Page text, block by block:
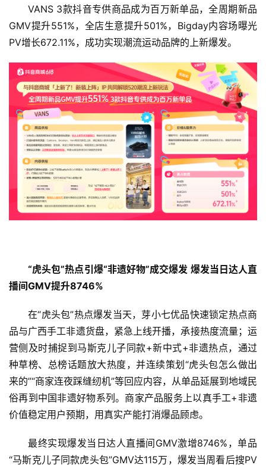
VANS 3款抖音专供商品成为百万新单品，全周期新品
GMV提升551%，全店生意提升501%，Bigday内容场曝光
PV增长672.11%，成功实现潮流运动品牌的上新爆发。
“虎头包”热点引爆“非遗好物”成交爆发 爆发当日达人直
播间GMV提升8746%
在“虎头包”热点爆发当天，芽小七优品快速锁定热点商
品与广西手工非遗货盘，紧急上线开播，承接热度流量；运
营侧及时捕捉到马斯克儿子同款+新中式+非遗热点，通过
种草榜、总榜话题放大热度，并连续策划“虎头包怎么做出
来的”“商家连夜踩缝纫机”等回应内容，从单品延展到地域民
俗再到中国非遗好物系列。商家产品服务上以真手工+非遗
价值稳定用户预期，用真实产能打消爆品顾虑。
最终实现爆发当日达人直播间GMV激增8746%，单品
“马斯克儿子同款虎头包”GMV达115万，爆发当周看后搜PV